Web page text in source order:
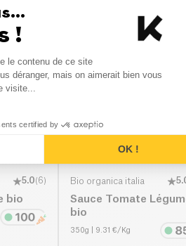
similaires
5.0(6)
bio
Bio organica italia
Sauce Tomate
bio
350g | 9.31 €/Kg
!
le contenu de ce site
déranger, mais on aimerait bien vous
visite...
certified by
OK !
Axeptio consent